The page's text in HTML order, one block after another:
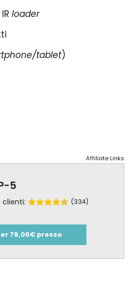
loader
tablet)
Affiliate Links
5
clienti: (334)
79,00€ presso